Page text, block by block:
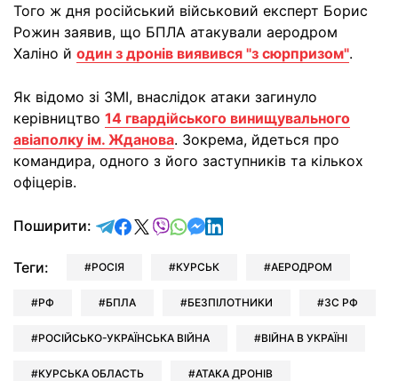
Того ж дня російський військовий експерт Борис
Рожин заявив, що БПЛА атакували аеродром
Халіно й один з дронів виявився "з сюрпризом".
Як відомо зі ЗМІ, внаслідок атаки загинуло
керівництво 14 гвардійського винищувального
авіаполку ім. Жданова. Зокрема, йдеться про
командира, одного з його заступників та кількох
офіцерів.
Поширити: відправити у Telegram
поділитись у Facebook
поділитись у X
відправити у Viber
відправити у Whatsapp
відправити у Messenger
відправити у LinkedIn
Теги: РОСІЯ КУРСЬК АЕРОДРОМ
РФ БПЛА БЕЗПІЛОТНИКИ ЗС РФ
РОСІЙСЬКО-УКРАЇНСЬКА ВІЙНА ВІЙНА В УКРАЇНІ
КУРСЬКА ОБЛАСТЬ АТАКА ДРОНІВ